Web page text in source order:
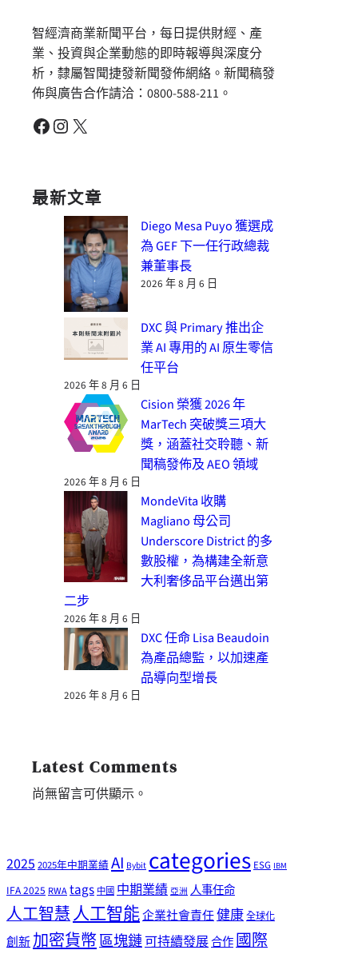
智經濟商業新聞平台，每日提供財經、產
業、投資與企業動態的即時報導與深度分
析，隸屬智聞捷發新聞發佈網絡。新聞稿發
佈與廣告合作請洽：0800-588-211。
Facebook Instagram X
最新文章
Diego Mesa Puyo 獲選成
為 GEF 下一任行政總裁
兼董事長
2026 年 8 月 6 日
DXC 與 Primary 推出企
業 AI 專用的 AI 原生零信
任平台
2026 年 8 月 6 日
Cision 榮獲 2026 年
MarTech 突破獎三項大
獎，涵蓋社交聆聽、新
聞稿發佈及 AEO 領域
2026 年 8 月 6 日
MondeVita 收購
Magliano 母公司
Underscore District 的多
數股權，為構建全新意
大利奢侈品平台邁出第
二步
2026 年 8 月 6 日
DXC 任命 Lisa Beaudoin
為產品總監，以加速產
品導向型增長
2026 年 8 月 6 日
Latest Comments
尚無留言可供顯示。
20252025年中期業績AI Bybitcategories ESG IBM
IFA 2025 RWAtags 中國 中期業績 亞洲 人事任命
人工智慧人工智能企業社會責任健康全球化
創新加密貨幣區塊鏈可持續發展合作國際